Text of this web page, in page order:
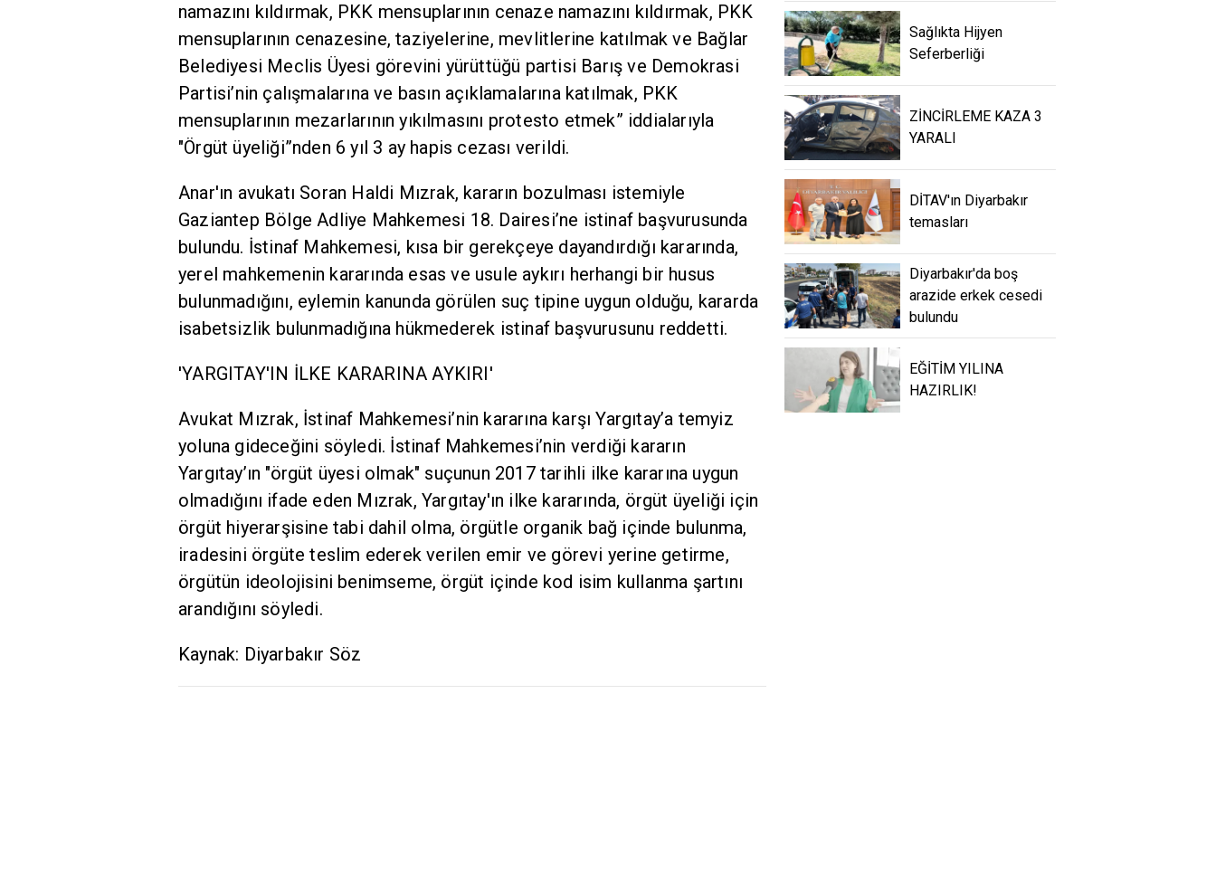
namazını kıldırmak, PKK mensuplarının cenaze namazını kıldırmak, PKK
mensuplarının cenazesine, taziyelerine, mevlitlerine katılmak ve Bağlar
Belediyesi Meclis Üyesi görevini yürüttüğü partisi Barış ve Demokrasi
Partisi’nin çalışmalarına ve basın açıklamalarına katılmak, PKK
mensuplarının mezarlarının yıkılmasını protesto etmek” iddialarıyla
"Örgüt üyeliği”nden 6 yıl 3 ay hapis cezası verildi.
Anar'ın avukatı Soran Haldi Mızrak, kararın bozulması istemiyle
Gaziantep Bölge Adliye Mahkemesi 18. Dairesi’ne istinaf başvurusunda
bulundu. İstinaf Mahkemesi, kısa bir gerekçeye dayandırdığı kararında,
yerel mahkemenin kararında esas ve usule aykırı herhangi bir husus
bulunmadığını, eylemin kanunda görülen suç tipine uygun olduğu, kararda
isabetsizlik bulunmadığına hükmederek istinaf başvurusunu reddetti.
'YARGITAY'IN İLKE KARARINA AYKIRI'
Avukat Mızrak, İstinaf Mahkemesi’nin kararına karşı Yargıtay’a temyiz
yoluna gideceğini söyledi. İstinaf Mahkemesi’nin verdiği kararın
Yargıtay’ın "örgüt üyesi olmak" suçunun 2017 tarihli ilke kararına uygun
olmadığını ifade eden Mızrak, Yargıtay'ın ilke kararında, örgüt üyeliği için
örgüt hiyerarşisine tabi dahil olma, örgütle organik bağ içinde bulunma,
iradesini örgüte teslim ederek verilen emir ve görevi yerine getirme,
örgütün ideolojisini benimseme, örgüt içinde kod isim kullanma şartını
arandığını söyledi.
Kaynak: Diyarbakır Söz
Sağlıkta Hijyen
Seferberliği
ZİNCİRLEME KAZA 3
YARALI
DİTAV'ın Diyarbakır
temasları
Diyarbakır'da boş
arazide erkek cesedi
bulundu
EĞİTİM YILINA
HAZIRLIK!